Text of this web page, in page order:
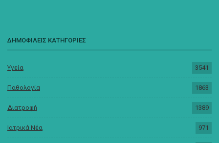
ΔΗΜΟΦΙΛΕΙΣ ΚΑΤΗΓΟΡΙΕΣ
Υγεία 3541
Παθολογία 1863
Διατροφή 1389
Ιατρικά Νέα 971